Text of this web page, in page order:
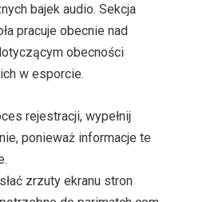
bajek audio. Sekcja
pracuje obecnie nad
obecności
w esporcie.
rejestracji, wypełnij
ponieważ informacje te
zrzuty ekranu stron